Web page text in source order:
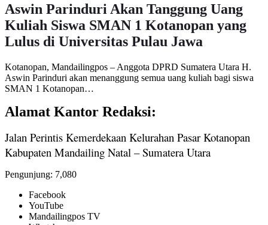
Aswin Parinduri Akan Tanggung Uang
Kuliah Siswa SMAN 1 Kotanopan yang
Lulus di Universitas Pulau Jawa
Kotanopan, Mandailingpos – Anggota DPRD Sumatera Utara H.
Aswin Parinduri akan menanggung semua uang kuliah bagi siswa
SMAN 1 Kotanopan…
Alamat Kantor Redaksi:
Jalan Perintis Kemerdekaan Kelurahan Pasar Kotanopan
Kabupaten Mandailing Natal – Sumatera Utara
Pengunjung: 7,080
Facebook
YouTube
Mandailingpos TV